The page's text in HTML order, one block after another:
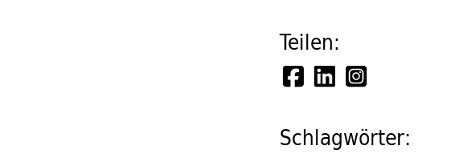
Teilen:
Schlagwörter: